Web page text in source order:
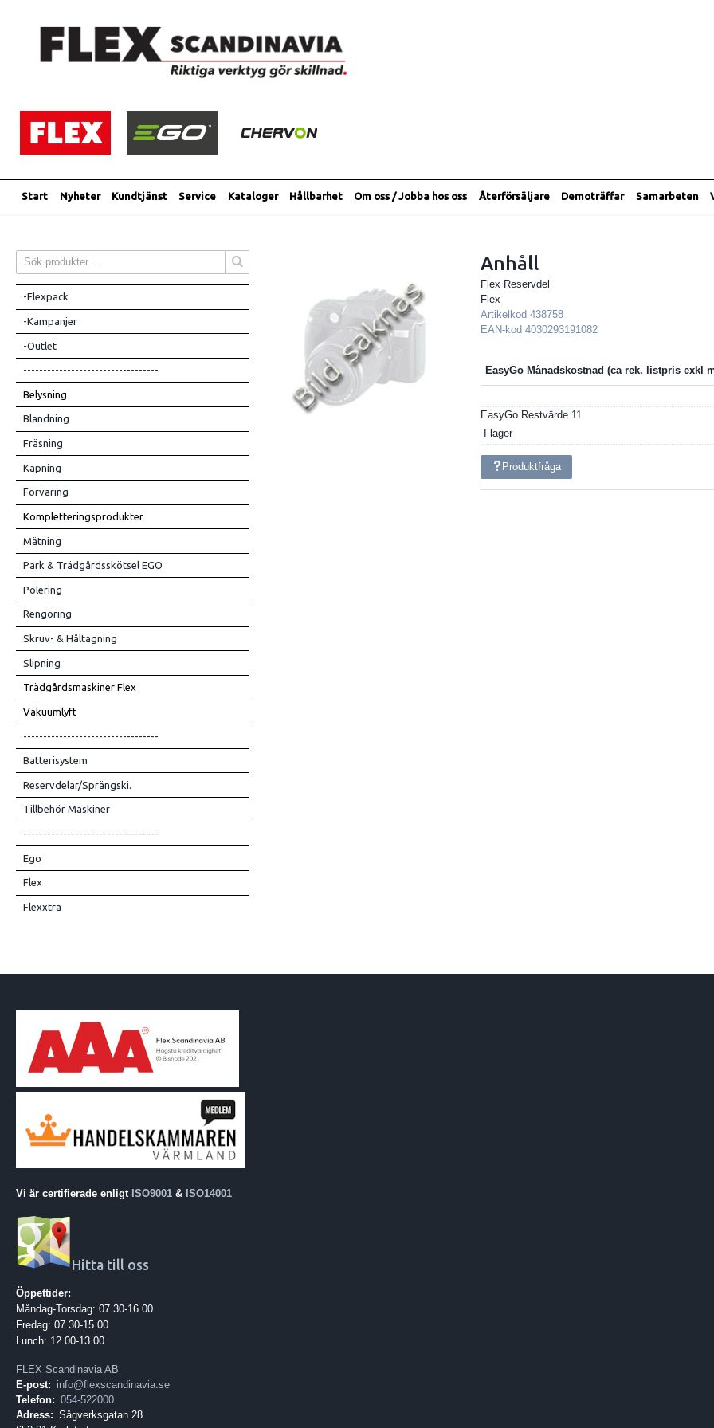
Start Nyheter Kundtjänst Service Kataloger Hållbarhet Om oss / Jobba hos oss Återförsäljare Demoträffar Samarbeten
-Flexpack
-Kampanjer
-Outlet
----------------------------------
Belysning
Blandning
Fräsning
Kapning
Förvaring
Kompletteringsprodukter
Mätning
Park & Trädgårdsskötsel EGO
Polering
Rengöring
Skruv- & Håltagning
Slipning
Trädgårdsmaskiner Flex
Vakuumlyft
----------------------------------
Batterisystem
Reservdelar/Sprängski.
Tillbehör Maskiner
----------------------------------
Ego
Flex
Flexxtra
Anhåll
Flex Reservdel
Flex
Artikelkod438758
EAN-kod4030293191082
EasyGo Månadskostnad
EasyGo Restvärde 11
I lager
Produktfråga
Vi är certifierade enligt ISO9001 & ISO14001
Hitta till oss
Öppettider:
Måndag-Torsdag: 07.30-16.00
Fredag: 07.30-15.00
Lunch: 12.00-13.00
FLEX Scandinavia AB
E-post: info@flexscandinavia.se
Telefon: 054-522000
Adress: Sågverksgatan 28